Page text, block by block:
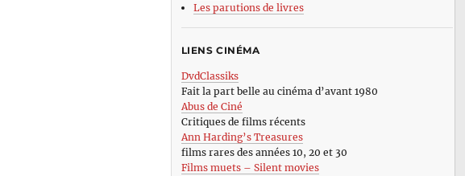
Les parutions de livres
LIENS CINÉMA
DvdClassiks
Fait la part belle au cinéma d’avant 1980
Abus de Ciné
Critiques de films récents
Ann Harding’s Treasures
films rares des années 10, 20 et 30
Films muets – Silent movies